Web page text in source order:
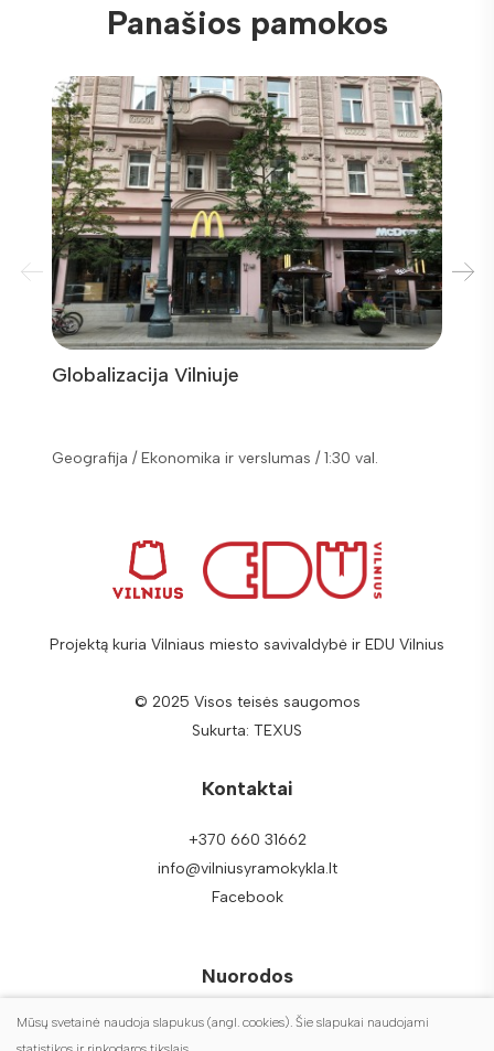
Panašios pamokos
Globalizacija Vilniuje
Geografija / Ekonomika ir verslumas / 1:30 val.
Projektą kuria Vilniaus miesto savivaldybė ir EDU Vilnius
© 2025 Visos teisės saugomos
Sukurta: TEXUS
Kontaktai
+370 660 31662
info@vilniusyramokykla.lt
Facebook
Nuorodos
DUK
Mūsų svetainė naudoja slapukus (angl. cookies). Šie slapukai naudojami